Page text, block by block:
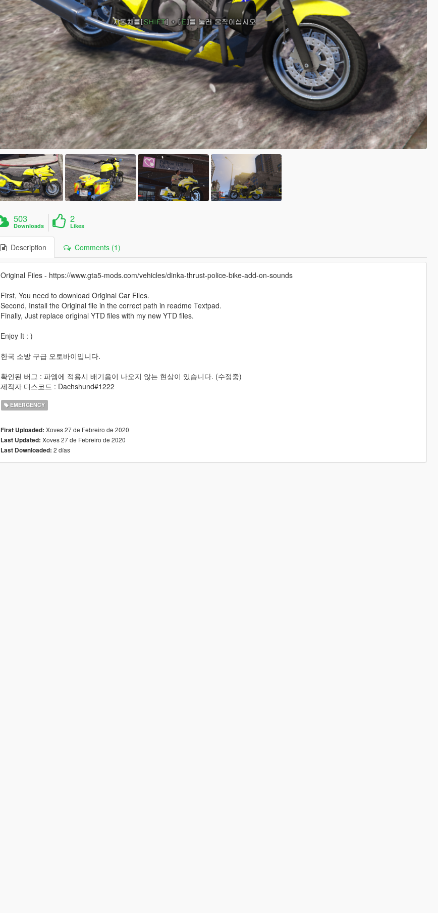
503
Downloads
2
Likes
Description Comments (1)
Original Files - https://www.gta5-mods.com/vehicles/dinka-thrust-police-bike-add-on-sounds
First, You need to download Original Car Files.
Second, Install the Original file in the correct path in readme Textpad.
Finally, Just replace original YTD files with my new YTD files.
Enjoy It : )
한국 소방 구급 오토바이입니다.
확인된 버그 : 파엠에 적용시 배기음이 나오지 않는 현상이 있습니다. (수정중)
제작자 디스코드 : Dachshund#1222
EMERGENCY
First Uploaded: Xoves 27 de Febreiro de 2020
Last Updated: Xoves 27 de Febreiro de 2020
Last Downloaded: 2 días